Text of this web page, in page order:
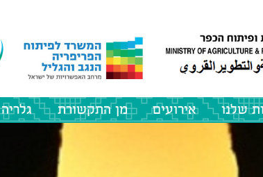
שלנו אירועים מן התקשורת גלריה